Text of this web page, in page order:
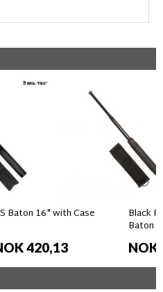
Baton 16" with Case
420,13
Black
Baton
NOK